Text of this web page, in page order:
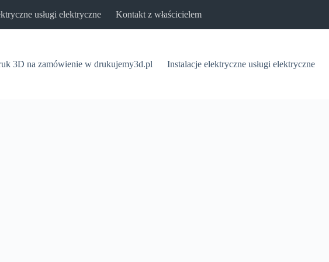
usługi elektryczne Kontakt z właścicielem
3D na zamówienie w drukujemy3d.pl Instalacje elektryczne usługi elektryczne